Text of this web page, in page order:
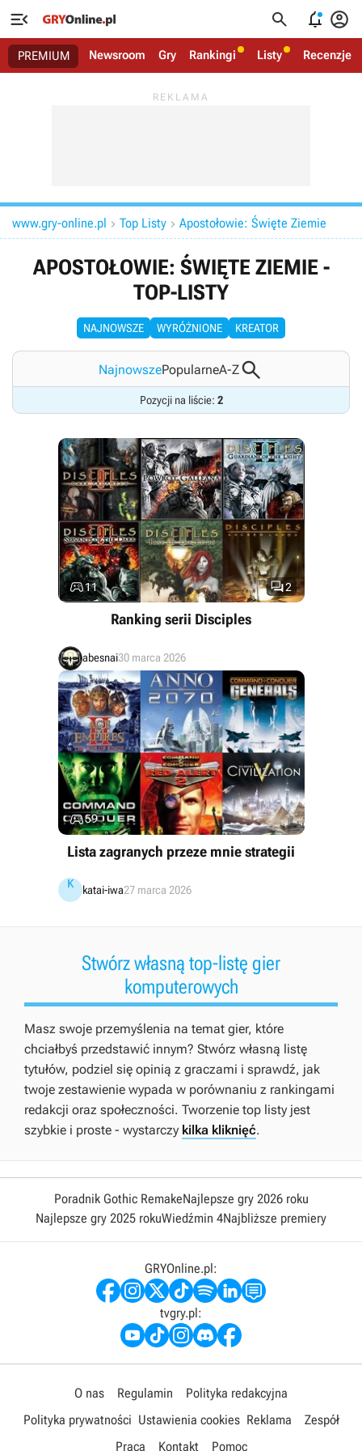
   
PREMIUM Newsroom Gry Rankingi Listy Recenzje
www.gry-online.pl  Top Listy  Apostołowie: Święte Ziemie
APOSTOŁOWIE: ŚWIĘTE ZIEMIE -
TOP-LISTY
NAJNOWSZE WYRÓŻNIONE KREATOR
NajnowszePopularneA-Z
Pozycji na liście: 2
2
11
Ranking serii Disciples
abesnai30 marca 2026
59
Lista zagranych przeze mnie strategii
K katai-iwa27 marca 2026
Stwórz własną top-listę gier
komputerowych
Masz swoje przemyślenia na temat gier, które
chciałbyś przedstawić innym? Stwórz własną listę
tytułów, podziel się opinią z graczami i sprawdź, jak
twoje zestawienie wypada w porównaniu z rankingami
redakcji oraz społeczności. Tworzenie top listy jest
szybkie i proste - wystarczy kilka kliknięć.
Poradnik Gothic RemakeNajlepsze gry 2026 roku
Najlepsze gry 2025 rokuWiedźmin 4Najbliższe premiery
GRYOnline.pl:
tvgry.pl:
O nas Regulamin
Polityka redakcyjna
Polityka prywatności Ustawienia cookies Reklama
Zespół
Praca
Kontakt Pomoc